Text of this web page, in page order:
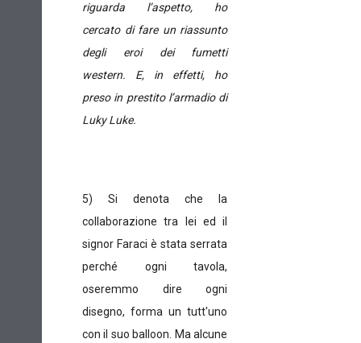
riguarda l’aspetto, ho
cercato di fare un riassunto
degli eroi dei fumetti
western. E, in effetti, ho
preso in prestito l’armadio di
Luky Luke.
5) Si denota che la
collaborazione tra lei ed il
signor Faraci è stata serrata
perché ogni tavola,
oseremmo dire ogni
disegno, forma un tutt'uno
con il suo balloon. Ma alcune